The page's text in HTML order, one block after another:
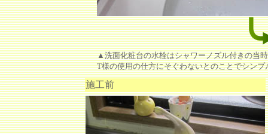
▲洗面化粧台の水栓はシャワーノズル付きの当
T様の使用の仕方にそぐわないとのことでシン
施工前